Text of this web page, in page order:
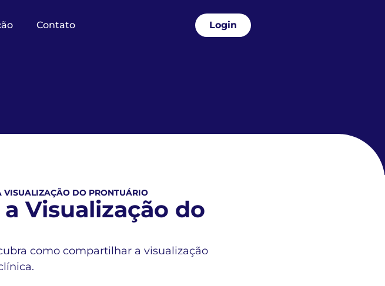
Contato Login
VISUALIZAÇÃO DO PRONTUÁRIO
Visualização do
como compartilhar a visualização